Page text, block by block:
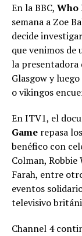
En la BBC, Who
semana a Zoe
decide
que venimos de
la presentadora
Glasgow y
o vikingos
En ITV1, el
Game repasa
benéfico con
Colman,
Farah, entre
eventos
televisivo
Channel 4